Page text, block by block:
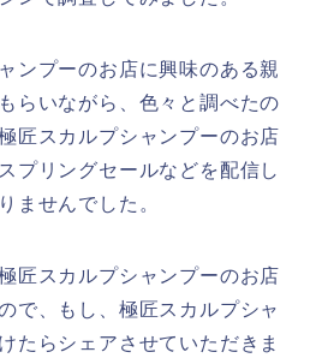
ンプーのお店に興味のある親
らいながら、色々と調べたの
匠スカルプシャンプーのお店
プリングセールなどを配信し
ませんでした。
匠スカルプシャンプーのお店
で、もし、極匠スカルプシャ
たらシェアさせていただきま